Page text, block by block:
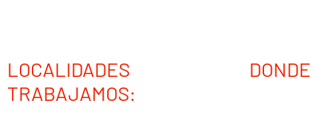
LOCALIDADES DONDE
TRABAJAMOS: